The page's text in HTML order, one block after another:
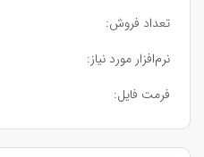
تعداد فروش:
نرم‌افزار مورد نیاز:
فرمت فایل: